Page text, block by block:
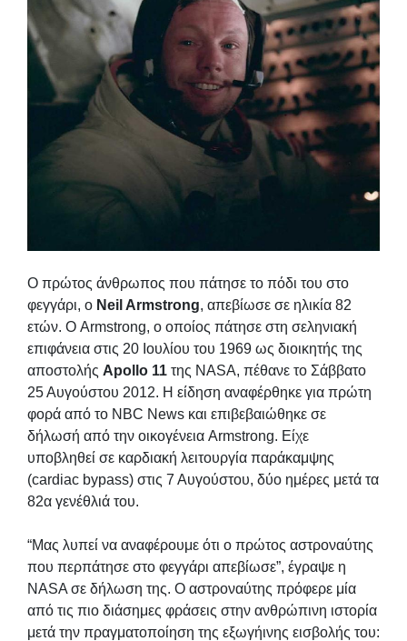
Ο πρώτος άνθρωπος που πάτησε το πόδι του στο
φεγγάρι, ο Neil Armstrong, απεβίωσε σε ηλικία 82
ετών. Ο Armstrong, ο οποίος πάτησε στη σεληνιακή
επιφάνεια στις 20 Ιουλίου του 1969 ως διοικητής της
αποστολής Apollo 11 της NASA, πέθανε το Σάββατο
25 Αυγούστου 2012. Η είδηση αναφέρθηκε για πρώτη
φορά από το NBC News και επιβεβαιώθηκε σε
δήλωσή από την οικογένεια Armstrong. Είχε
υποβληθεί σε καρδιακή λειτουργία παράκαμψης
(cardiac bypass) στις 7 Αυγούστου, δύο ημέρες μετά τα
82α γενέθλιά του.
“Μας λυπεί να αναφέρουμε ότι ο πρώτος αστροναύτης
που περπάτησε στο φεγγάρι απεβίωσε”, έγραψε η
NASA σε δήλωση της. Ο αστροναύτης πρόφερε μία
από τις πιο διάσημες φράσεις στην ανθρώπινη ιστορία
μετά την πραγματοποίηση της εξωγήινης εισβολής του: